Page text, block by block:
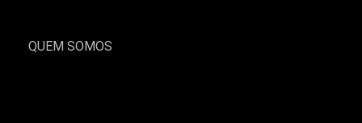
QUEM SOMOS